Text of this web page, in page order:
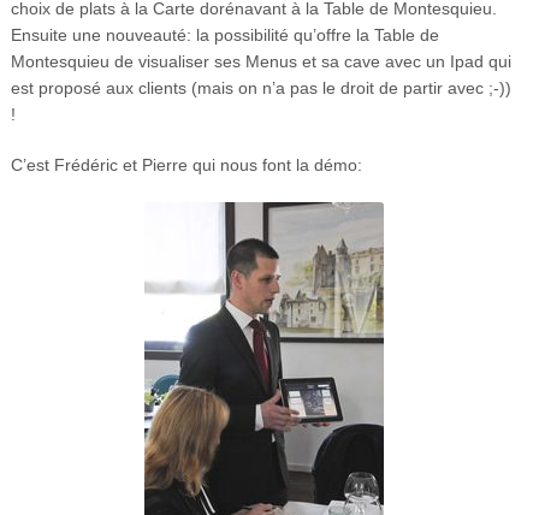
choix de plats à la Carte dorénavant à la Table de Montesquieu.
Ensuite une nouveauté: la possibilité qu’offre la Table de
Montesquieu de visualiser ses Menus et sa cave avec un Ipad qui
est proposé aux clients (mais on n’a pas le droit de partir avec ;-))
!
C’est Frédéric et Pierre qui nous font la démo: